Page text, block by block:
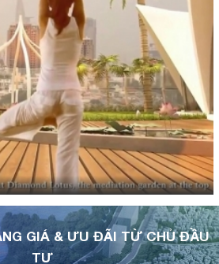
GIÁ & ƯU ĐÃI TỪ CHỦ ĐẦU
TƯ